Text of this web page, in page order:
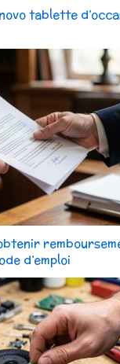
tablette
d’emploi